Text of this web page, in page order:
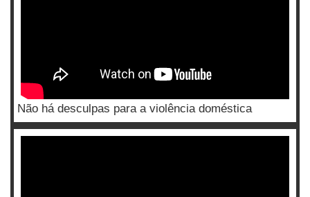
Não há desculpas para a violência doméstica